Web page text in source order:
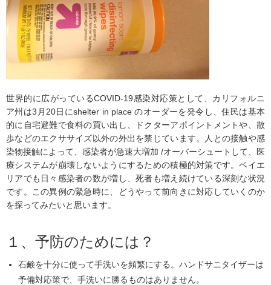
世界的に広がっているCOVID-19感染対応策として、カリフォルニ
ア州は3月20日にshelter in place のオーダーを発令し、住民は基本
的に自宅避難で食料の買い出し、ドクターアポイントメントや、散
歩などのエクササイズ以外の外出を禁じています。人との接触や感
染物接触によって、感染者が急速大増加 /オーバーシュートして、医
療システムが崩壊しないようにするための積極的対策です。ベイエ
リアでも日々感染者の数が増し、死者も増え続けている深刻な状況
です。この異例の緊急時に、どうやって前向きに対応していくのか
を探ってみたいと思います。
１、予防のためには？
石鹸を十分に使って手洗いを頻繁にする。ハンドサニタイザーは
予備対応策で、手洗いに勝るものはありません。